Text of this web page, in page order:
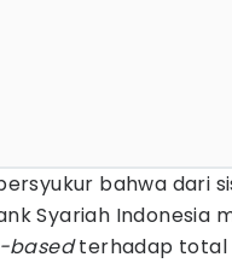
bahwa dari
Syariah Indonesia
basedterhadap total